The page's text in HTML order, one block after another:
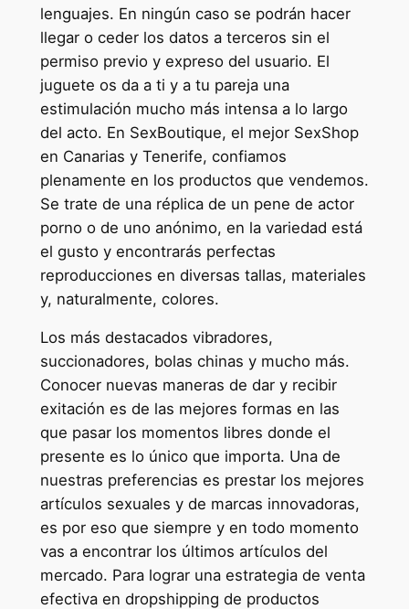
lenguajes. En ningún caso se podrán hacer
llegar o ceder los datos a terceros sin el
permiso previo y expreso del usuario. El
juguete os da a ti y a tu pareja una
estimulación mucho más intensa a lo largo
del acto. En SexBoutique, el mejor SexShop
en Canarias y Tenerife, confiamos
plenamente en los productos que vendemos.
Se trate de una réplica de un pene de actor
porno o de uno anónimo, en la variedad está
el gusto y encontrarás perfectas
reproducciones en diversas tallas, materiales
y, naturalmente, colores.
Los más destacados vibradores,
succionadores, bolas chinas y mucho más.
Conocer nuevas maneras de dar y recibir
exitación es de las mejores formas en las
que pasar los momentos libres donde el
presente es lo único que importa. Una de
nuestras preferencias es prestar los mejores
artículos sexuales y de marcas innovadoras,
es por eso que siempre y en todo momento
vas a encontrar los últimos artículos del
mercado. Para lograr una estrategia de venta
efectiva en dropshipping de productos